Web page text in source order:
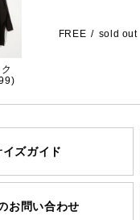
FREE sold out
イズガイド
お問い合わせ